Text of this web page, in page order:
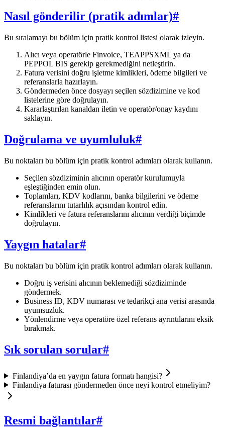
Nasıl gönderilir (pratik adımlar)#
Bu sıralamayı bu bölüm için pratik kontrol listesi olarak izleyin.
Alıcı veya operatörle Finvoice, TEAPPSXML ya da
PEPPOL BIS gerekip gerekmediğini netleştirin.
Fatura verisini doğru işletme kimlikleri, ödeme bilgileri ve
referanslarla hazırlayın.
Göndermeden önce dosyayı seçilen sözdizimine ve kod
listelerine göre doğrulayın.
Kararlaştırılan kanaldan iletin ve operatör/onay kaydını
saklayın.
Doğrulama ve uyumluluk#
Bu noktaları bu bölüm için pratik kontrol adımları olarak kullanın.
Seçilen sözdiziminin alıcının operatör kurulumuyla
eşleştiğinden emin olun.
Toplamları, KDV kodlarını, banka bilgilerini ve ödeme
referanslarını tutarlılık açısından kontrol edin.
Kimlikleri ve fatura referanslarını alıcının verdiği biçimde
doğrulayın.
Yaygın hatalar#
Bu noktaları bu bölüm için pratik kontrol adımları olarak kullanın.
Doğru iş verisini alıcının beklemediği sözdiziminde
göndermek.
Business ID, KDV numarası ve tedarikçi ana verisi arasında
uyumsuzluk.
Yönlendirme veya operatöre özel referans ayrıntılarını eksik
bırakmak.
Sık sorulan sorular#
Finlandiya’da en yaygın fatura formatı hangisi?
Finlandiya faturası göndermeden önce neyi kontrol etmeliyim?
Resmi bağlantılar#